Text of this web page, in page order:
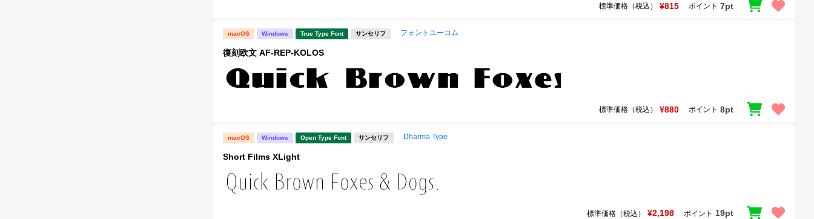
標準価格（税込） ¥815 ポイント 7pt
macOS Windows True Type Font サンセリフ フォントユーコム
復刻欧文 AF-REP-KOLOS
標準価格（税込） ¥880 ポイント 8pt
macOS Windows Open Type Font サンセリフ Dharma Type
Short Films XLight
標準価格（税込） ¥2,198 ポイント 19pt